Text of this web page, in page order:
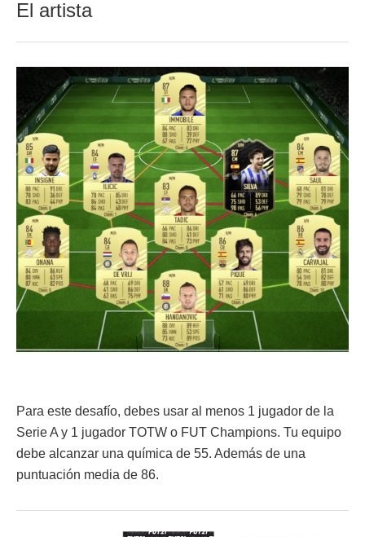
El artista
Para este desafío, debes usar al menos 1 jugador de la
Serie A y 1 jugador TOTW o FUT Champions. Tu equipo
debe alcanzar una química de 55. Además de una
puntuación media de 86.